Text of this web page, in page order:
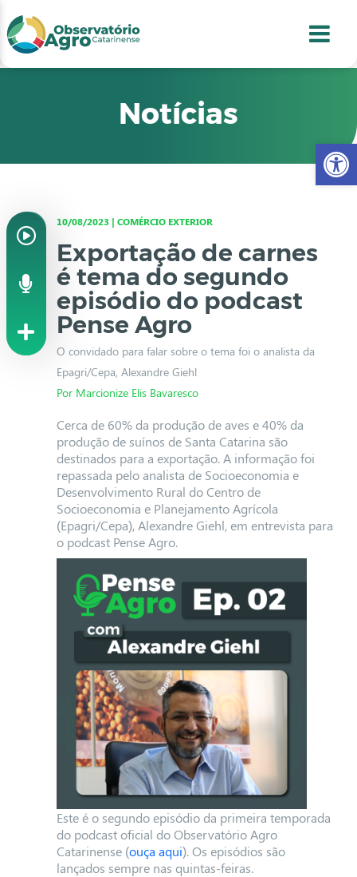
2
3
4
Notícias
10/08/2023 | COMÉRCIO EXTERIOR
Exportação de carnes
é tema do segundo
episódio do podcast
Pense Agro
O convidado para falar sobre o tema foi o analista da
Epagri/Cepa, Alexandre Giehl
Por Marcionize Elis Bavaresco
Cerca de 60% da produção de aves e 40% da
produção de suínos de Santa Catarina são
destinados para a exportação. A informação foi
repassada pelo analista de Socioeconomia e
Desenvolvimento Rural do Centro de
Socioeconomia e Planejamento Agrícola
(Epagri/Cepa), Alexandre Giehl, em entrevista para
o podcast Pense Agro.
Este é o segundo episódio da primeira temporada
do podcast oficial do Observatório Agro
Catarinense (ouça aqui). Os episódios são
lançados sempre nas quintas-feiras.